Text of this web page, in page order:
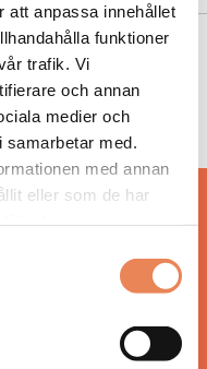
att anpassa innehållet
funktioner
trafik. Vi
och annan
medier och
med.
med annan
eller som de har
för 50
ett affärsmagasin
besöksnäringen.